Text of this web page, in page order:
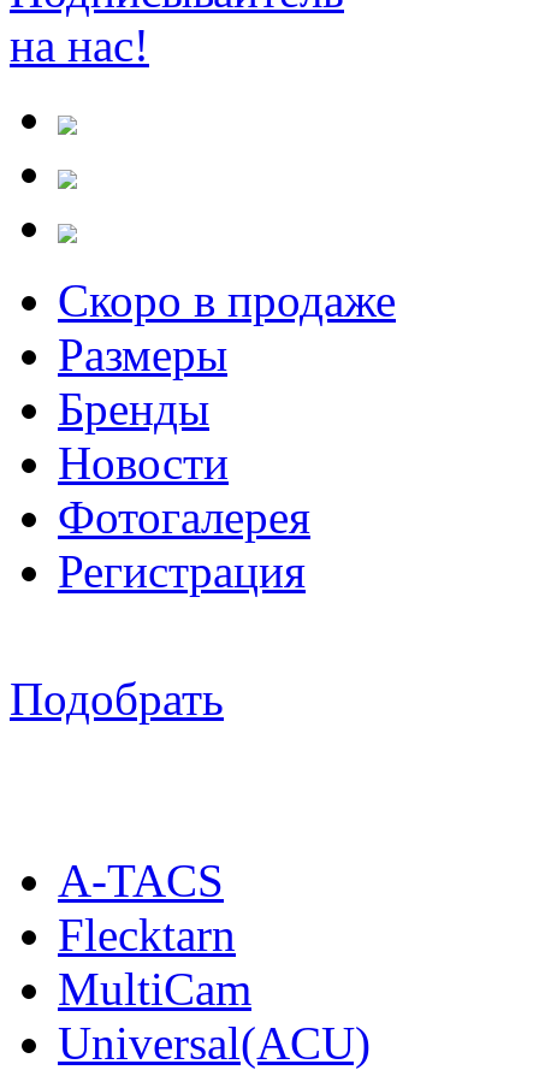
Скоро в продаже
Размеры
Бренды
Новости
Фотогалерея
Регистрация
Подобрать
A-TACS
Flecktarn
MultiCam
Universal(ACU)